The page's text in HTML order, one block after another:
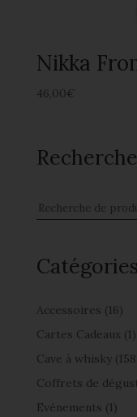
Nikka
46,00€
Recherche
Accessoires (16)
Cartes Cadeaux (1)
Cave à whisky
Coffrets de
Evénements (1)